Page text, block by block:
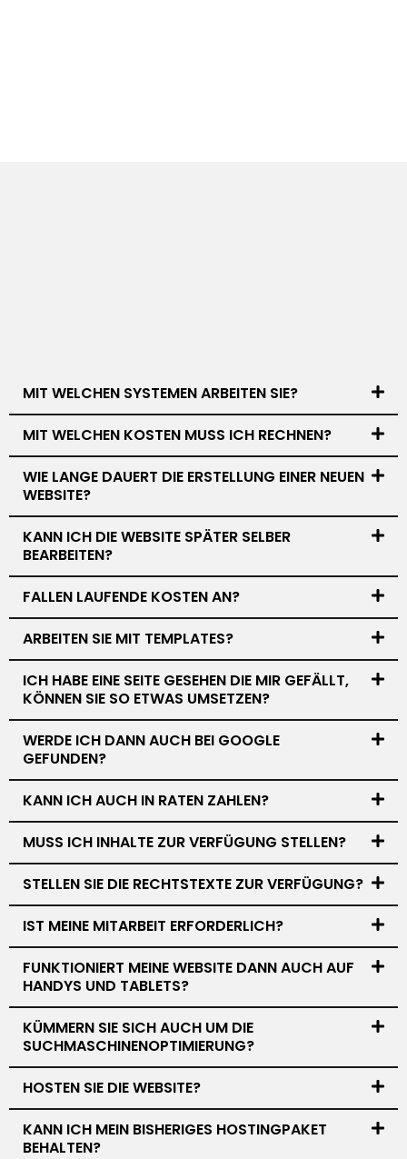
MIT WELCHEN SYSTEMEN ARBEITEN SIE?
MIT WELCHEN KOSTEN MUSS ICH RECHNEN?
WIE LANGE DAUERT DIE ERSTELLUNG EINER NEUEN
WEBSITE?
KANN ICH DIE WEBSITE SPÄTER SELBER
BEARBEITEN?
FALLEN LAUFENDE KOSTEN AN?
ARBEITEN SIE MIT TEMPLATES?
ICH HABE EINE SEITE GESEHEN DIE MIR GEFÄLLT,
KÖNNEN SIE SO ETWAS UMSETZEN?
WERDE ICH DANN AUCH BEI GOOGLE
GEFUNDEN?
KANN ICH AUCH IN RATEN ZAHLEN?
MUSS ICH INHALTE ZUR VERFÜGUNG STELLEN?
STELLEN SIE DIE RECHTSTEXTE ZUR VERFÜGUNG?
IST MEINE MITARBEIT ERFORDERLICH?
FUNKTIONIERT MEINE WEBSITE DANN AUCH AUF
HANDYS UND TABLETS?
KÜMMERN SIE SICH AUCH UM DIE
SUCHMASCHINENOPTIMIERUNG?
HOSTEN SIE DIE WEBSITE?
KANN ICH MEIN BISHERIGES HOSTINGPAKET
BEHALTEN?